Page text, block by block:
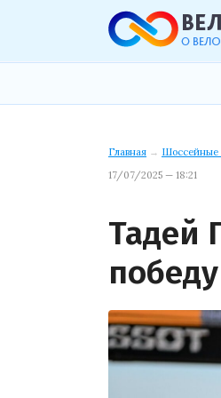
Главная → Шоссейные
17/07/2025 — 18:21
Тадей